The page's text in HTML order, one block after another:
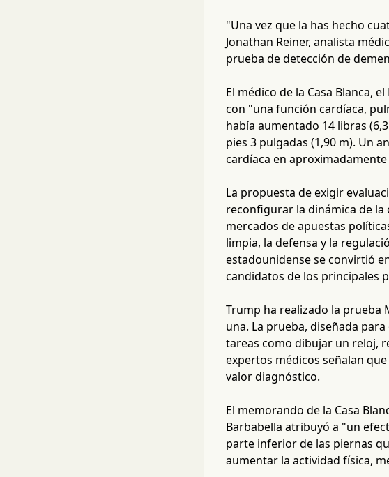
"Una vez que la has hecho
Jonathan Reiner, analista
prueba de detección de
El médico de la Casa Blanca,
con "una función cardíaca,
había aumentado 14 libras
pies 3 pulgadas (1,90 m). Un
cardíaca en
La propuesta de exigir
reconfigurar la dinámica de la
mercados de apuestas
limpia, la defensa y la
estadounidense se convirtió
candidatos de los principales
Trump ha realizado la prueba
una. La prueba, diseñada
tareas como dibujar un reloj,
expertos médicos señalan
valor diagnóstico.
El memorando de la Casa
Barbabella atribuyó a "un
parte inferior de las piernas
aumentar la actividad física,